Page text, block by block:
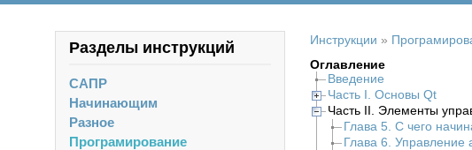
Разделы инструкций
САПР
Начинающим
Разное
Програмирование
Инструкции »
Оглавление
Введение
Часть I. Основы Qt
Часть II. Элементы
Глава 5. С чего
Глава 6.